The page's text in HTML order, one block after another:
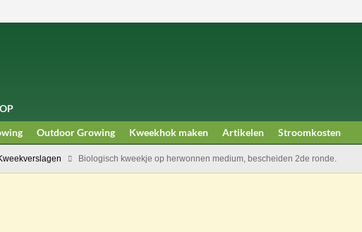
Outdoor Growing Kweekhok maken Artikelen Stroomkosten
Biologisch kweekje op herwonnen medium, bescheiden 2de ronde.